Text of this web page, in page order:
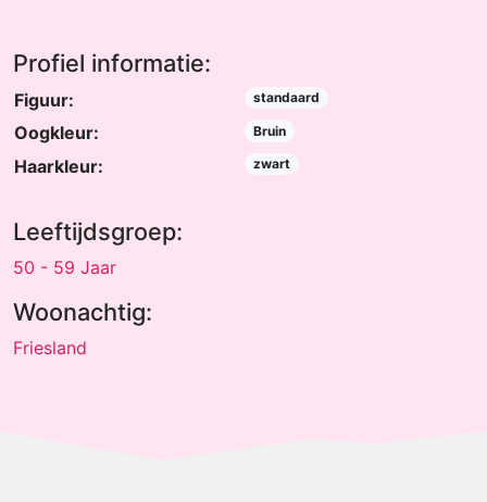
Profiel informatie:
Figuur: standaard
Oogkleur: Bruin
Haarkleur: zwart
Leeftijdsgroep:
50 - 59 Jaar
Woonachtig:
Friesland